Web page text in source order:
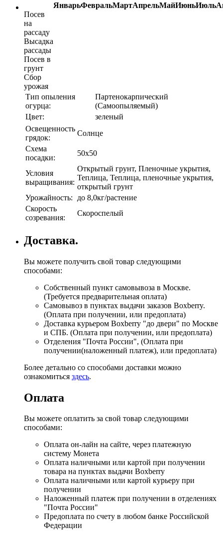
ЯнварьФевральМартАпрельМайИюньИюль
Посев
на
рассаду
Высадка
рассады
Посев в
грунт
Сбор
урожая
Тип опыления
огурца:
Партенокарпический
(Самоопыляемый)
Цвет:
зеленый
Освещенность
грядок:
Солнце
Схема
посадки:
50х50
Условия
выращивания:
Открытый грунт, Пленочные укрытия,
Теплица, Теплица, пленочные укрытия,
открытый грунт
Урожайность:
до 8,0кг/растение
Скорость
созревания:
Скороспелый
Доставка.
Вы можете получить свой товар следующими
способами:
Собственный пункт самовывоза в Москве.
(Требуется предварительная оплата)
Самовывоз в пунктах выдачи заказов Boxberry.
(Оплата при получении, или предоплата)
Доставка курьером Boxberry "до двери" по Москве
и СПБ. (Оплата при получении, или предоплата)
Отделения "Почта России", (Оплата при
получении(наложенный платеж), или предоплата)
Более детально со способами доставки можно
ознакомиться здесь.
Оплата
Вы можете оплатить за свой товар следующими
способами:
Оплата он-лайн на сайте, через платежную
систему Монета
Оплата наличными или картой при получении
товара на пунктах выдачи Boxberry
Оплата наличными или картой курьеру при
получении
Наложенный платеж при получении в отделениях
"Почта России"
Предоплата по счету в любом банке Российской
Федерации